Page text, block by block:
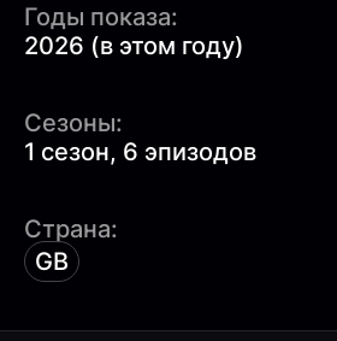
Годы показа:
2026 (в этом году)
Сезоны:
1 сезон, 6 эпизодов
Страна:
GB